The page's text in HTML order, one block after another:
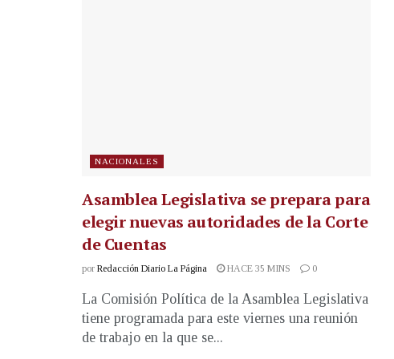
NACIONALES
Asamblea Legislativa se prepara para
elegir nuevas autoridades de la Corte
de Cuentas
por Redacción Diario La Página HACE 35 MINS 0
La Comisión Política de la Asamblea Legislativa
tiene programada para este viernes una reunión
de trabajo en la que se...